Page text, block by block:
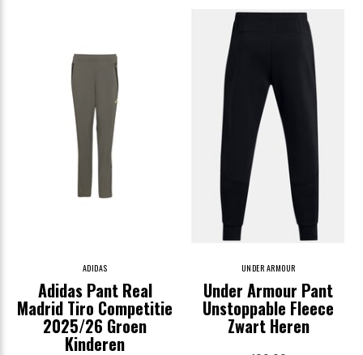
ADIDAS
Adidas Pant Real
Madrid Tiro Competitie
2025/26 Groen
Kinderen
UNDER ARMOUR
Under Armour Pant
Unstoppable Fleece
Zwart Heren